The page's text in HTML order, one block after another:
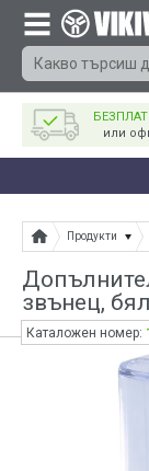
или
Продукти
звънец,
Каталожен номер: